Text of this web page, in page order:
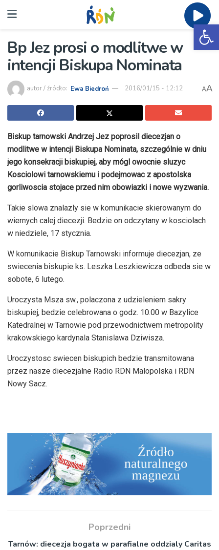
Bp Jez prosi o modlitwe w
intencji Biskupa Nominata
autor / źródło: Ewa Biedroń 2016/01/15 - 12:12 AA
Biskup tarnowski Andrzej Jez poprosil diecezjan o
modlitwe w intencji Biskupa Nominata, szczególnie w dniu
jego konsekracji biskupiej, aby mógl owocnie sluzyc
Kosciolowi tarnowskiemu i podejmowac z apostolska
gorliwoscia stojace przed nim obowiazki i nowe wyzwania.
Takie slowa znalazly sie w komunikacie skierowanym do
wiernych calej diecezji. Bedzie on odczytany w kosciolach
w niedziele, 17 stycznia.
W komunikacie Biskup Tarnowski informuje diecezjan, ze
swiecenia biskupie ks. Leszka Leszkiewicza odbeda sie w
sobote, 6 lutego.
Uroczysta Msza sw., polaczona z udzieleniem sakry
biskupiej, bedzie celebrowana o godz. 10.00 w Bazylice
Katedralnej w Tarnowie pod przewodnictwem metropolity
krakowskiego kardynala Stanislawa Dziwisza.
Uroczystosc swiecen biskupich bedzie transmitowana
przez nasze diecezjalne Radio RDN Malopolska i RDN
Nowy Sacz.
Poprzedni
Tarnów: diecezja bogata w parafialne oddzialy Caritas